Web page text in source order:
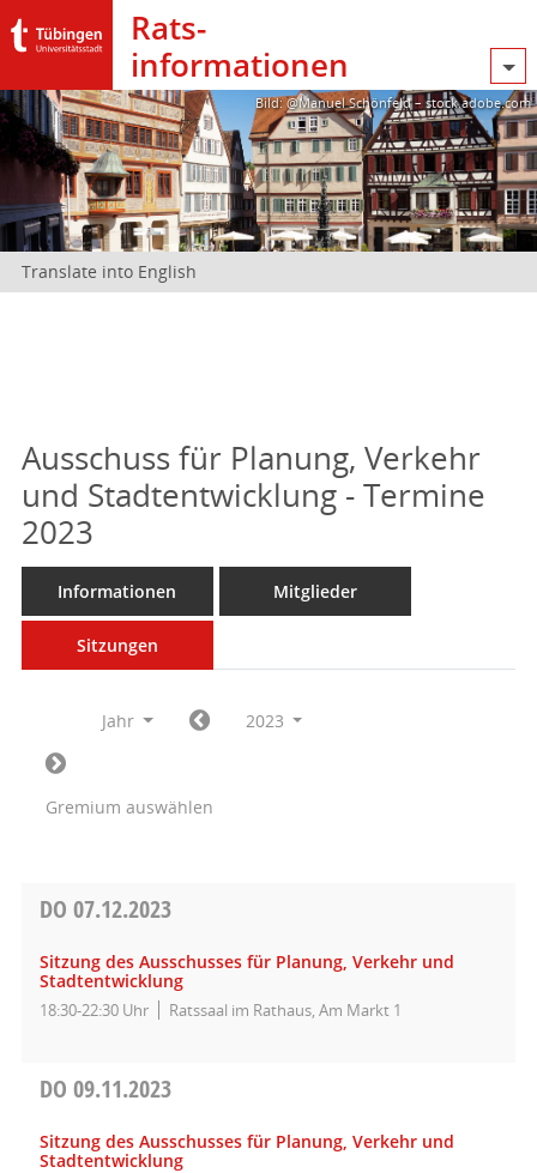
Rats­
informationen
Bild: @Manuel Schönfeld – stock.adobe.com
Translate into English
Ausschuss für Planung, Verkehr
und Stadtentwicklung - Termine
2023
Informationen Mitglieder
Sitzungen
Jahr 2023
Gremium auswählen
DO 07.12.2023
Sitzung des Ausschusses für Planung, Verkehr und
Stadtentwicklung
18:30-22:30 Uhr Ratssaal im Rathaus, Am Markt 1
DO 09.11.2023
Sitzung des Ausschusses für Planung, Verkehr und
Stadtentwicklung